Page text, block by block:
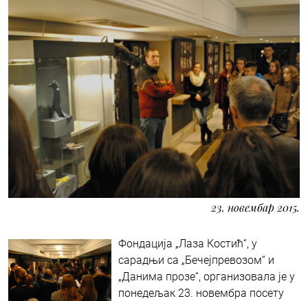
23. новембар 2015.
Фондација „Лаза Костић“, у
сарадњи са „Бечејпревозом“ и
„Данима прозе“, организовала је у
понедељак 23. новембра посету